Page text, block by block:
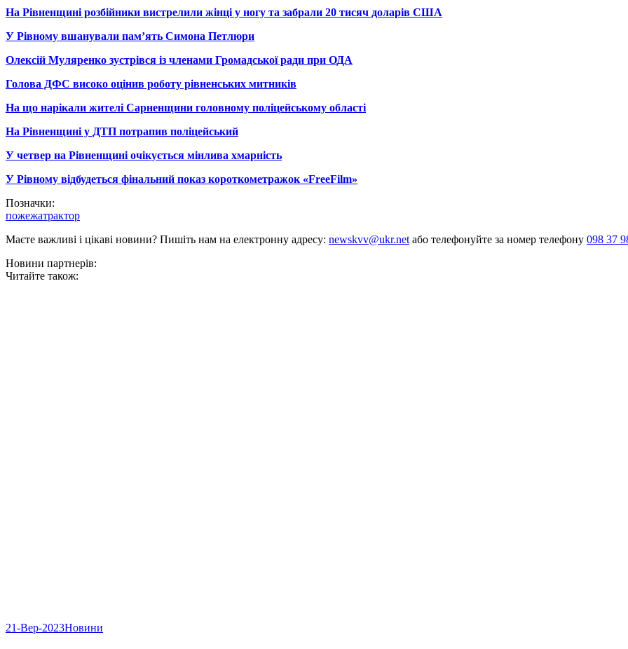
На Рівненщині розбійники вистрелили жінці у ногу та забрали 20 тисяч доларів США
У Рівному вшанували пам’ять Симона Петлюри
Олексій Муляренко зустрівся із членами Громадської ради при ОДА
Голова ДФС високо оцінив роботу рівненських митників
На що нарікали жителі Сарненщини головному поліцейському області
На Рівненщині у ДТП потрапив поліцейський
У четвер на Рівненщині очікується мінлива хмарність
У Рівному відбудеться фінальний показ короткометражок «FreeFilm»
Позначки:
пожежатрактор
Маєте важливі і цікаві новини? Пишіть нам на електронну адресу: newskvv@ukr.netабо телефонуйте за номер телефону 098 37
Новини партнерів:
Читайте також:
21-Вер-2023Новини